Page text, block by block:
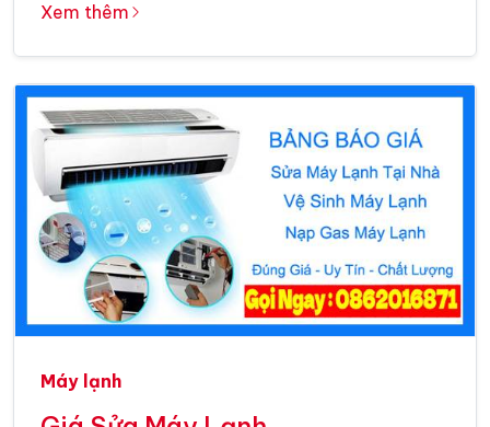
Xem thêm
Máy lạnh